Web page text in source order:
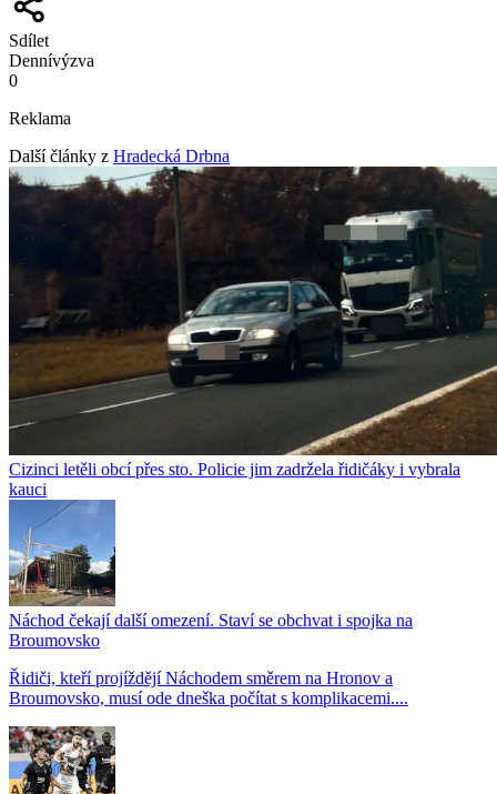
Sdílet
Dennívýzva
0
Reklama
Další články z Hradecká Drbna
Cizinci letěli obcí přes sto. Policie jim zadržela řidičáky i vybrala
kauci
Náchod čekají další omezení. Staví se obchvat i spojka na
Broumovsko
Řidiči, kteří projíždějí Náchodem směrem na Hronov a
Broumovsko, musí ode dneška počítat s komplikacemi....